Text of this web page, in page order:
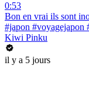
0:53
Bon en vrai ils sont
#japon #voyagejapon
Kiwi Pinku
il y a 5 jours